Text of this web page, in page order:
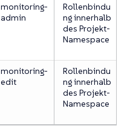
monitoring-
admin
Rollenbindu
ng innerhalb
des Projekt-
Namespace
monitoring-
edit
Rollenbindu
ng innerhalb
des Projekt-
Namespace